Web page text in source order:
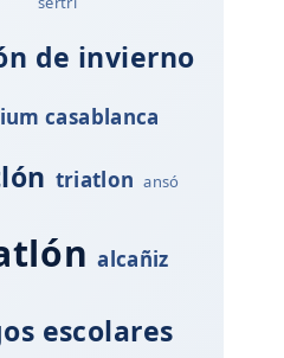
de invierno
casablanca
triatlon ansó
alcañiz
escolares